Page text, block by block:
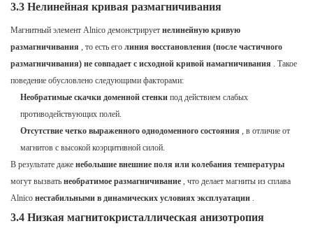
3.3 Нелинейная кривая размагничивания
Магнитный элемент Alnico демонстрирует нелинейную кривую
размагничивания , то есть его линия восстановления (после частичного
размагничивания) не совпадает с исходной кривой намагничивания . Такое
поведение обусловлено следующими факторами:
Необратимые скачки доменной стенки под действием слабых
противодействующих полей.
Отсутствие четко выраженного однодоменного состояния , в отличие от
магнитов с высокой коэрцитивной силой.
В результате даже небольшие внешние поля или колебания температуры
могут вызвать необратимое размагничивание , что делает магниты из сплава
Alnico нестабильными в динамических условиях эксплуатации .
3.4 Низкая магнитокристаллическая анизотропия